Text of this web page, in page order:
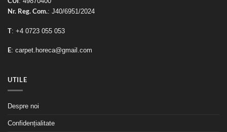
Nr. Reg. Com.: J40/6951/2024
T: +4 0723 055 053
E: carpet.horeca@gmail.com
UTILE
Despre noi
Confidențialitate